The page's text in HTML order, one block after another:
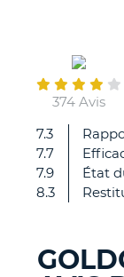
374 Avis
7.3
7.7
7.9
8.3
État